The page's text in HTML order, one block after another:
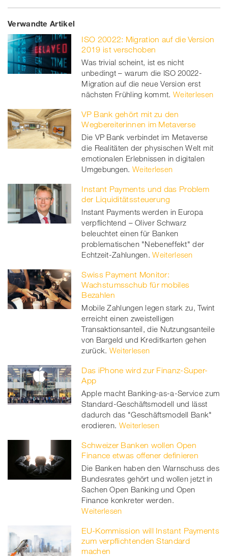
Share
on
Facebook
Twe
on
twitt
er
Share
linkedin
Share
Xing
Verwandte Artikel
ISO 20022: Migration auf die Version
2019 ist verschoben
Was trivial scheint, ist es nicht
unbedingt – warum die ISO 20022-
Migration auf die neue Version erst
nächsten Frühling kommt. Weiterlesen
VP Bank gehört mit zu den
Wegbereiterinnen im Metaverse
Die VP Bank verbindet im Metaverse
die Realitäten der physischen Welt mit
emotionalen Erlebnissen in digitalen
Umgebungen. Weiterlesen
Instant Payments und das Problem
der Liquiditätssteuerung
Instant Payments werden in Europa
verpflichtend – Oliver Schwarz
beleuchtet einen für Banken
problematischen "Nebeneffekt" der
Echtzeit-Zahlungen. Weiterlesen
Swiss Payment Monitor:
Wachstumsschub für mobiles
Bezahlen
Mobile Zahlungen legen stark zu, Twint
erreicht einen zweistelligen
Transaktionsanteil, die Nutzungsanteile
von Bargeld und Kreditkarten gehen
zurück. Weiterlesen
Das iPhone wird zur Finanz-Super-
App
Apple macht Banking-as-a-Service zum
Standard-Geschäftsmodell und lässt
dadurch das "Geschäftsmodell Bank"
erodieren. Weiterlesen
Schweizer Banken wollen Open
Finance etwas offener definieren
Die Banken haben den Warnschuss des
Bundesrates gehört und wollen jetzt in
Sachen Open Banking und Open
Finance konkreter werden.
Weiterlesen
EU-Kommission will Instant Payments
zum verpflichtenden Standard
machen